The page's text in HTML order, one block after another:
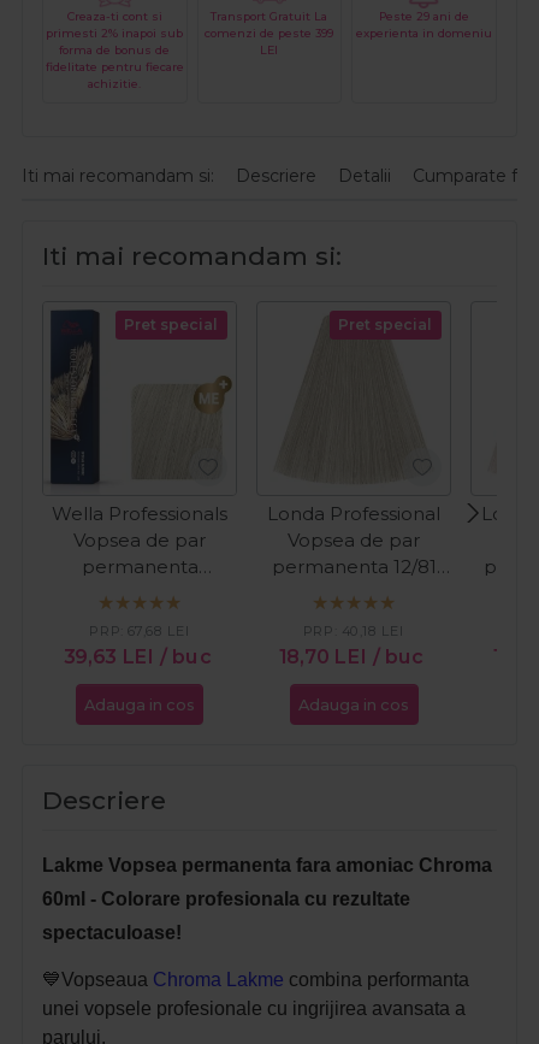
Creaza-ti cont si
primesti 2% inapoi sub
forma de bonus de
fidelitate pentru fiecare
achizitie.
Transport Gratuit La
comenzi de peste 399
LEI
Peste 29 ani de
experienta in domeniu
Iti mai recomandam si: Descriere Detalii Cumparate
Iti mai recomandam si:
Pret special
Wella Professionals
Vopsea de par
permanenta
Koleston Perfect
blonde albastrui
cenusiu 60ml
39,63 LEI / buc
PRP:67,68 LEI
Adauga in cos
Pret special
Londa Professional
Vopsea de par
permanenta 12/81
blond special perlat
18,70 LEI / buc
PRP: 40,18 LEI
Adauga in cos
Descriere
Lakme Vopsea permanenta fara amoniac Chroma
60ml - Colorare profesionala cu rezultate
spectaculoase!
💙Vopseaua Chroma Lakme combina performanta
unei vopsele profesionale cu ingrijirea avansata a
parului.